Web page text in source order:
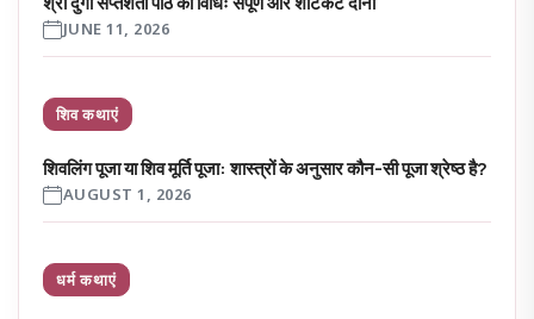
JUNE 11, 2026
शिव कथाएं
शिवलिंग पूजा या शिव मूर्ति पूजा: शास्त्रों के अनुसार कौन-सी पूजा श्रेष्ठ है?
AUGUST 1, 2026
धर्म कथाएं